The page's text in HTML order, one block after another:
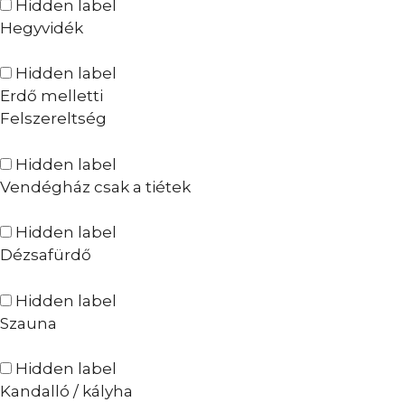
Hidden label
Hegyvidék
Hidden label
Erdő melletti
Felszereltség
Hidden label
Vendégház csak a tiétek
Hidden label
Dézsafürdő
Hidden label
Szauna
Hidden label
Kandalló / kályha